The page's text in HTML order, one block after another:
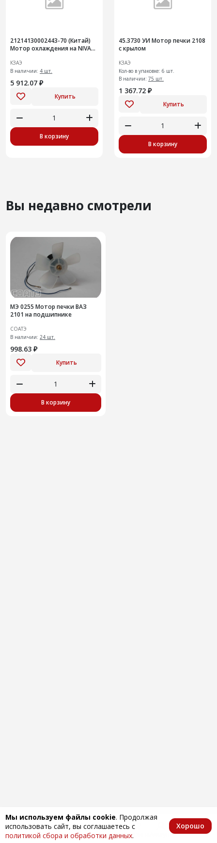
21214130002443-70 (Китай)
Мотор охлаждения на NIVA
КЗАЭ
В наличии: 4 шт.
5 912.07 ₽
Купить
В корзину
45.3730 УИ Мотор печки 2108
с крылом
КЗАЭ
Кол-во в упаковке: 6 шт.
В наличии: 75 шт.
1 367.72 ₽
Купить
В корзину
Вы недавно смотрели
МЭ 0255 Мотор печки ВАЗ
2101 на подшипнике
СОАТЭ
В наличии: 24 шт.
998.63 ₽
Купить
В корзину
Мы используем файлы cookie. Продолжая
использовать сайт, вы соглашаетесь с
политикой сбора и обработки данных.
Хорошо
Главная КаталогИзбранноеКорзина Аккаунт